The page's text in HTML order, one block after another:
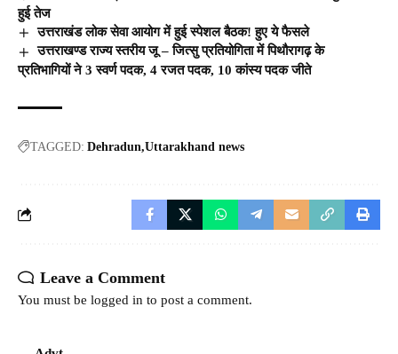
हुई तेज
उत्तराखंड लोक सेवा आयोग में हुई स्पेशल बैठक! हुए ये फैसले
उत्तराखण्ड राज्य स्तरीय जू – जित्सु प्रतियोगिता में पिथौरागढ़ के
प्रतिभागियों ने 3 स्वर्ण पदक, 4 रजत पदक, 10 कांस्य पदक जीते
TAGGED: Dehradun Uttarakhand news
Leave a Comment
You must be logged in to post a comment.